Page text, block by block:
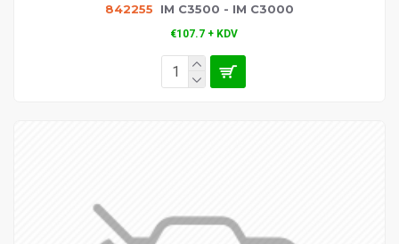
842255 IM C3500 - IM C3000
€107.7 + KDV